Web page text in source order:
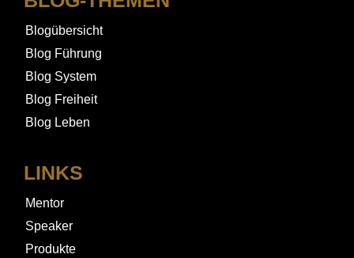
Blogübersicht
Blog Führung
Blog System
Blog Freiheit
Blog Leben
LINKS
Mentor
Speaker
Produkte